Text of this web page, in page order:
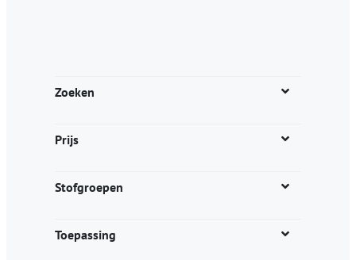
Zoeken
Prijs
Stofgroepen
Toepassing